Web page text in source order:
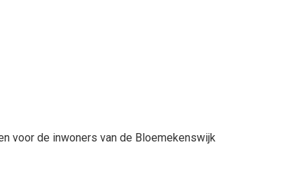
voor de inwoners van de Bloemekenswijk